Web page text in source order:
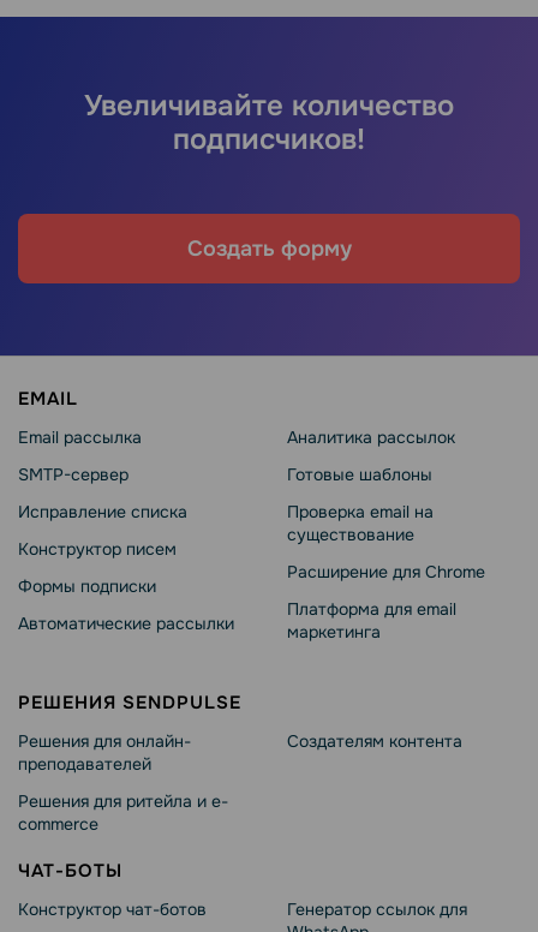
Увеличивайте количество
подписчиков!
Создать форму
EMAIL
Email рассылка
SMTP-сервер
Исправление списка
Конструктор писем
Формы подписки
Автоматические рассылки
Аналитика рассылок
Готовые шаблоны
Проверка email на
существование
Расширение для Chrome
Платформа для email
маркетинга
РЕШЕНИЯ SENDPULSE
Решения для онлайн-
преподавателей
Решения для ритейла и e-
commerce
Создателям контента
ЧАТ-БОТЫ
Конструктор чат-ботов
Генератор ссылок для